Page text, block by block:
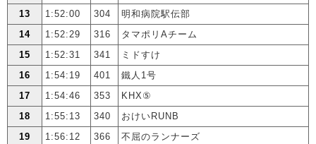
13
1:52:00 304
明和病院駅伝部
14
1:52:29 316
タマポリAチーム
15
1:52:31 341
ミドすけ
16
1:54:19 401
鐵人1号
17
1:54:46 353
KHX⑤
18
1:55:13 340
おけいRUNB
19
1:56:12 366
不屈のランナーズ